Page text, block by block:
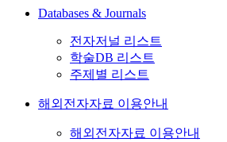
Databases & Journals
전자저널 리스트
학술DB 리스트
주제별 리스트
해외전자자료 이용안내
해외전자자료 이용안내